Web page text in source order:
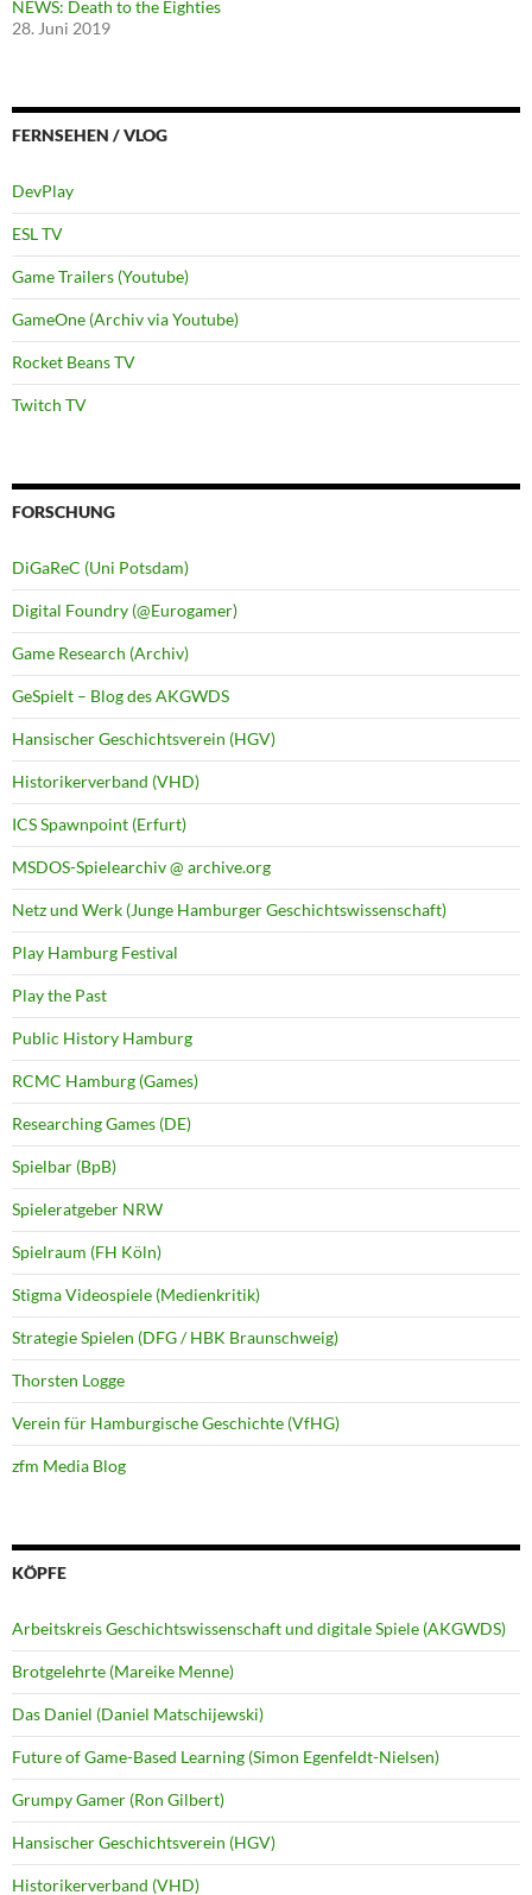
NEWS: Death to the Eighties
28. Juni 2019
FERNSEHEN / VLOG
DevPlay
ESL TV
Game Trailers (Youtube)
GameOne (Archiv via Youtube)
Rocket Beans TV
Twitch TV
FORSCHUNG
DiGaReC (Uni Potsdam)
Digital Foundry (@Eurogamer)
Game Research (Archiv)
GeSpielt – Blog des AKGWDS
Hansischer Geschichtsverein (HGV)
Historikerverband (VHD)
ICS Spawnpoint (Erfurt)
MSDOS-Spielearchiv @ archive.org
Netz und Werk (Junge Hamburger Geschichtswissenschaft)
Play Hamburg Festival
Play the Past
Public History Hamburg
RCMC Hamburg (Games)
Researching Games (DE)
Spielbar (BpB)
Spieleratgeber NRW
Spielraum (FH Köln)
Stigma Videospiele (Medienkritik)
Strategie Spielen (DFG / HBK Braunschweig)
Thorsten Logge
Verein für Hamburgische Geschichte (VfHG)
zfm Media Blog
KÖPFE
Arbeitskreis Geschichtswissenschaft und digitale Spiele (AKGWDS)
Brotgelehrte (Mareike Menne)
Das Daniel (Daniel Matschijewski)
Future of Game-Based Learning (Simon Egenfeldt-Nielsen)
Grumpy Gamer (Ron Gilbert)
Hansischer Geschichtsverein (HGV)
Historikerverband (VHD)